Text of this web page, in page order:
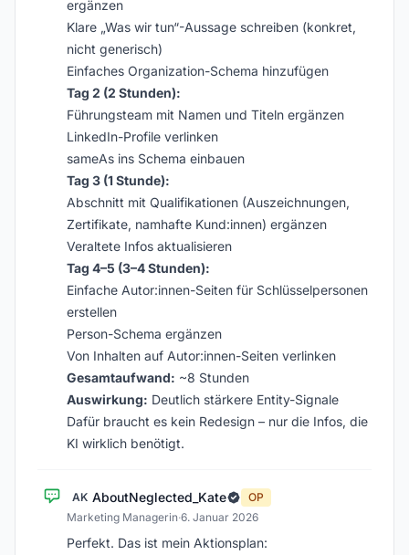
ergänzen
Klare „Was wir tun“-Aussage schreiben (konkret,
nicht generisch)
Einfaches Organization-Schema hinzufügen
Tag 2 (2 Stunden):
Führungsteam mit Namen und Titeln ergänzen
LinkedIn-Profile verlinken
sameAs ins Schema einbauen
Tag 3 (1 Stunde):
Abschnitt mit Qualifikationen (Auszeichnungen,
Zertifikate, namhafte Kund:innen) ergänzen
Veraltete Infos aktualisieren
Tag 4–5 (3–4 Stunden):
Einfache Autor:innen-Seiten für Schlüsselpersonen
erstellen
Person-Schema ergänzen
Von Inhalten auf Autor:innen-Seiten verlinken
Gesamtaufwand: ~8 Stunden
Auswirkung: Deutlich stärkere Entity-Signale
Dafür braucht es kein Redesign – nur die Infos, die
KI wirklich benötigt.
AK AboutNeglected_Kate
OP
Marketing Managerin·6. Januar 2026
Perfekt. Das ist mein Aktionsplan: